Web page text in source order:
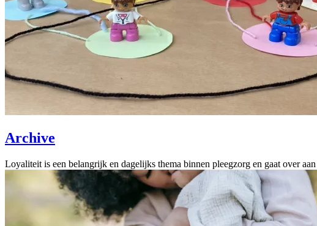
Archive
Loyaliteit is een belangrijk en dagelijks thema binnen pleegzorg en gaat over